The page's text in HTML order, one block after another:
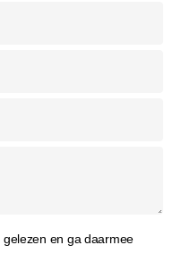
gelezen en ga daarmee